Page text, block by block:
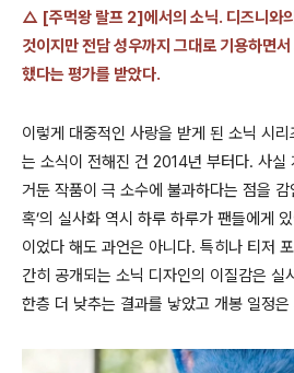
△ [주먹왕 랄프 2]에서의 소닉. 디즈니와
것이지만 전담 성우까지 그대로 기용하면
했다는 평가를 받았다.
이렇게 대중적인 사랑을 받게 된 소닉 시
는 소식이 전해진 건 2014년 부터다. 사실
거둔 작품이 극 소수에 불과하다는 점을 감
혹’의 실사화 역시 하루 하루가 팬들에게
이었다 해도 과언은 아니다. 특히나 티저
간히 공개되는 소닉 디자인의 이질감은 실
한층 더 낮추는 결과를 낳았고 개봉 일정